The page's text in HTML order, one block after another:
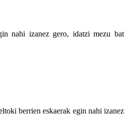
nahi izanez gero, idatzi mezu bat
berrien eskaerak egin nahi izanez